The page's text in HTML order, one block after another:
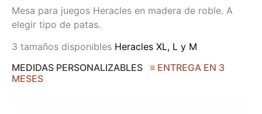
Mesa para juegos Heracles en madera de roble. A
elegir tipo de patas.
3 tamaños disponibles Heracles XL, L y M
MEDIDAS PERSONALIZABLES ≡ ENTREGA EN 3
MESES